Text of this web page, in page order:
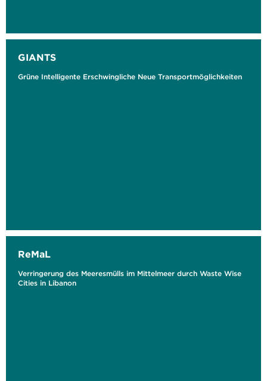
GIANTS
Grüne Intelligente Erschwingliche Neue Transportmöglichkeiten
ReMaL
Verringerung des Meeresmülls im Mittelmeer durch Waste Wise
Cities in Libanon